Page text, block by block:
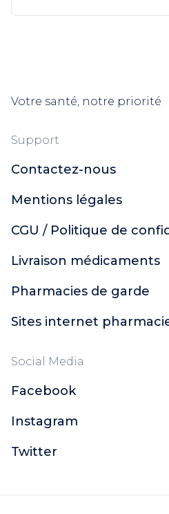
Votre santé, notre priorité
Support
Contactez-nous
Mentions légales
CGU / Politique de
Livraison médicaments
Pharmacies de garde
Sites internet
Social Media
Facebook
Instagram
Twitter